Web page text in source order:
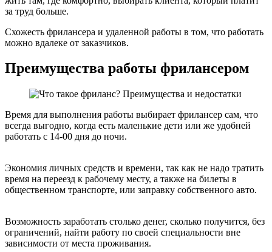
за труд больше.
Схожесть фрилансера и удаленной работы в том, что работать
можно вдалеке от заказчиков.
Преимущества работы фрилансером
Время для выполнения работы выбирает фрилансер сам, что
всегда выгодно, когда есть маленькие дети или же удобней
работать с 14-00 дня до ночи.
Экономия личных средств и времени, так как не надо тратить
время на переезд к рабочему месту, а также на билеты в
общественном транспорте, или заправку собственного авто.
Возможность заработать столько денег, сколько получится, без
ограничений, найти работу по своей специальности вне
зависимости от места проживания.